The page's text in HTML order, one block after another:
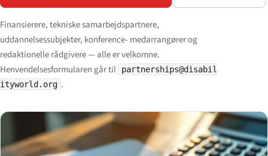
Finansierere, tekniske samarbejdspartnere,
uddannelsessubjekter, konference- medarrangører og
redaktionelle rådgivere — alle er velkomne.
Henvendelsesformularen går til
partnerships@disabil
ityworld.org .